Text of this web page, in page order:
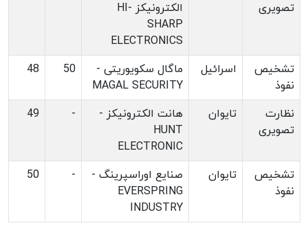
تصویری
الکترونیکز -HI
SHARP
ELECTRONICS
تشخیص
نفوذ
اسرائیل
ماگال سکویوریتی -
MAGAL SECURITY
50
48
نظارت
تصویری
تایوان
هانت الکترونیکز -
HUNT
ELECTRONIC
-
49
تشخیص
نفوذ
تایوان
صنایع اوراسپرینگ -
EVERSPRING
INDUSTRY
-
50